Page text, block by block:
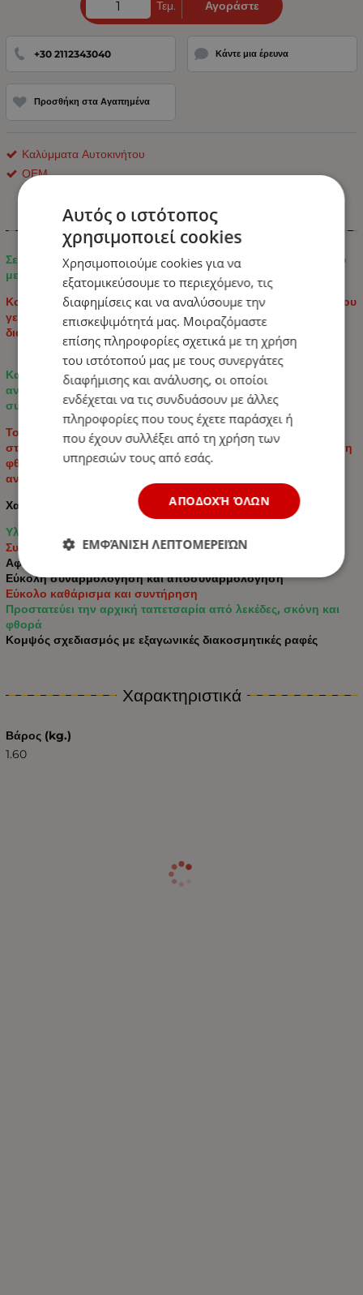
Τεμ. Αγοράστε
+30 2112343040 Κάντε μια έρευνα
Προσθήκη στα Αγαπημένα
Καλύμματα Αυτοκινήτου
ΟΕΜ
Πληροφορίες
Σετ Καλύμματα Αυτοκινήτου Universal 2+1 ECO Δέρμα Μαύρο
με Λευκό Κέντημα
Κομψό και πρακτικό σετ καλυμμάτων καθισμάτων αυτοκινήτου
γενικής χρήσης, που συνδυάζει μοντέρνο σχέδιο με
διακοσμητικές εξαγωνικές ραφές.
Κατασκευασμένο από συνδυασμό υψηλής ποιότητας
ανθεκτικού ECO Δέρμα για άνεση, ανθεκτικότητα και εύκολη
συντήρηση.
Το σετ είναι κατάλληλο για τα περισσότερα αυτοκίνητα με
στάνταρ εσωτερικό και παρέχει προστασία από τη βρωμιά, τη
φθορά και την καθημερινή χρήση, ενώ παράλληλα
αναζωογονεί το εσωτερικό του αυτοκινήτου.
Χαρακτηριστικά:
Υλικά: οικολογικό δέρμα υψηλής ποιότητας
Συμβατό με σύστημα αερόσακων
Αφαιρούμενα καλύμματα προσκέφαλων
Εύκολη συναρμολόγηση και αποσυναρμολόγηση
Εύκολο καθάρισμα και συντήρηση
Προστατεύει την αρχική ταπετσαρία από λεκέδες, σκόνη και
φθορά
Κομψός σχεδιασμός με εξαγωνικές διακοσμητικές ραφές
Χαρακτηριστικά
Βάρος (kg.)
1.60
Αυτός ο ιστότοπος
χρησιμοποιεί cookies
Χρησιμοποιούμε cookies για να
εξατομικεύσουμε το περιεχόμενο, τις
διαφημίσεις και να αναλύσουμε την
επισκεψιμότητά μας. Μοιραζόμαστε
επίσης πληροφορίες σχετικά με τη χρήση
του ιστότοπού μας με τους συνεργάτες
διαφήμισης και ανάλυσης, οι οποίοι
ενδέχεται να τις συνδυάσουν με άλλες
πληροφορίες που τους έχετε παράσχει ή
που έχουν συλλέξει από τη χρήση των
υπηρεσιών τους από εσάς.
ΑΠΟΔΟΧΉ ΌΛΩΝ
ΕΜΦΆΝΙΣΗ ΛΕΠΤΟΜΕΡΕΙΏΝ